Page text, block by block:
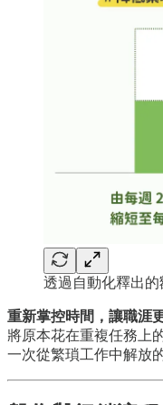
透過自動化釋出
重新掌控時間，讓職涯
將原本花在重複任務上
一次從繁瑣工作中解放